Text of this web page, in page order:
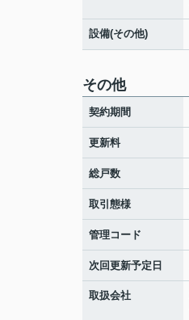
設備(その他)
その他
契約期間
更新料
総戸数
取引態様
管理コード
次回更新予定日
取扱会社